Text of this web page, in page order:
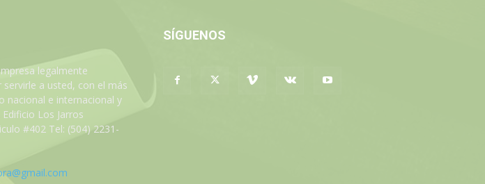
legalmente
a usted, con el más
nacional e internacional y
Los Jarros
#402 Tel: (504) 2231-
SÍGUENOS